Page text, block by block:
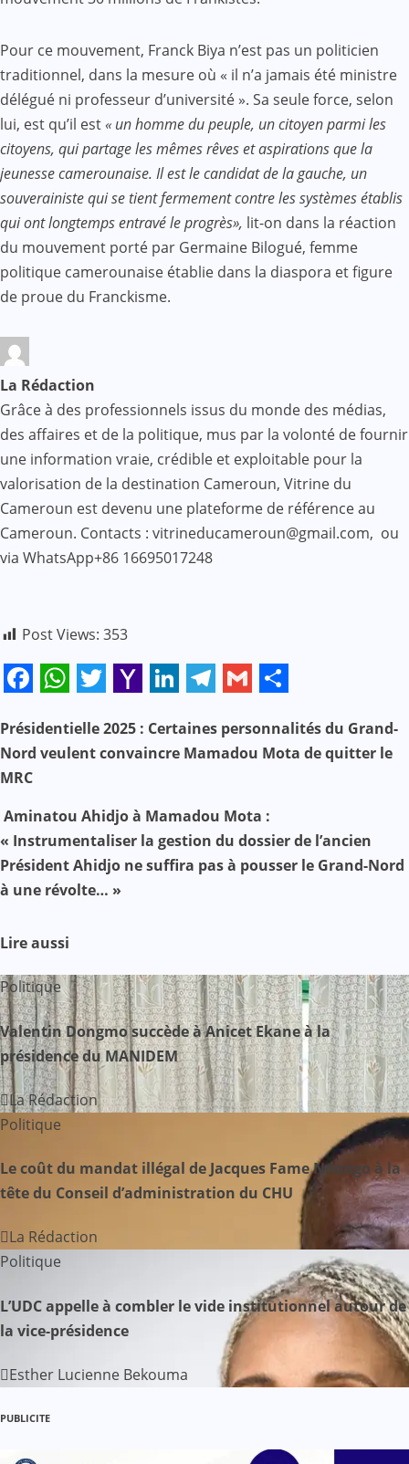
Pour ce mouvement, Franck Biya n’est pas un politicien
traditionnel, dans la mesure où « il n’a jamais été ministre
délégué ni professeur d’université ». Sa seule force, selon
lui, est qu’il est« un homme du peuple, un citoyen parmi les
citoyens, qui partage les mêmes rêves et aspirations que la
jeunesse camerounaise. Il est le candidat de la gauche, un
souverainiste qui se tient fermement contre les systèmes établis
qui ont longtemps entravé le progrès», lit-on dans la réaction
du mouvement porté par Germaine Bilogué, femme
politique camerounaise établie dans la diaspora et figure
de proue du Franckisme.
La Rédaction
Grâce à des professionnels issus du monde des médias,
des affaires et de la politique, mus par la volonté de fournir
une information vraie, crédible et exploitable pour la
valorisation de la destination Cameroun, Vitrine du
Cameroun est devenu une plateforme de référence au
Cameroun. Contacts : vitrineducameroun@gmail.com, ou
via WhatsApp+86 16695017248
Post Views: 353
Mail
N
a
v
i
g
i
o
n
d
e
l
’
a
r
i
c
Présidentielle 2025 : Certaines personnalités du Grand-
Nord veulent convaincre Mamadou Mota de quitter le
MRC
Aminatou Ahidjo à Mamadou Mota :
« Instrumentaliser la gestion du dossier de l’ancien
Président Ahidjo ne suffira pas à pousser le Grand-Nord
à une révolte… »
Lire aussi
Politique
Valentin Dongmo succède à Anicet Ekane à la
présidence du MANIDEM
La Rédaction
Politique
Le coût du mandat illégal de Jacques Fame Ndongo à la
tête du Conseil d’administration du CHU
La Rédaction
Politique
L’UDC appelle à combler le vide institutionnel autour de
la vice-présidence
Esther Lucienne Bekouma
PUBLICITE